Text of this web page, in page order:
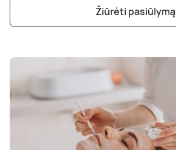
Žiūrėti pasiūlymą